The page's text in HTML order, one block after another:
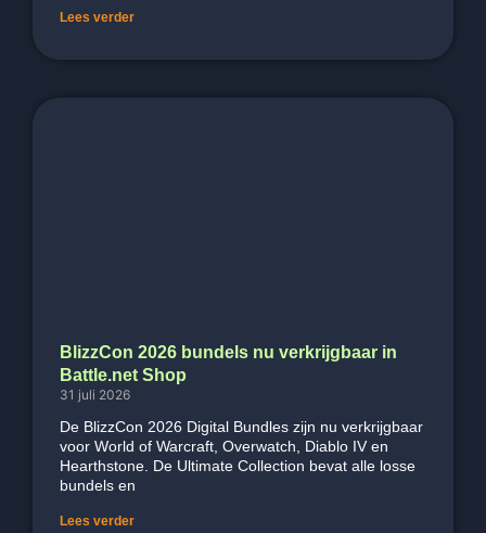
Lees verder
BlizzCon 2026 bundels nu verkrijgbaar in
Battle.net Shop
31 juli 2026
De BlizzCon 2026 Digital Bundles zijn nu verkrijgbaar
voor World of Warcraft, Overwatch, Diablo IV en
Hearthstone. De Ultimate Collection bevat alle losse
bundels en
Lees verder